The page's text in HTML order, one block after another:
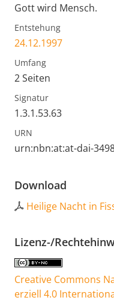
Gott wird Mensch.
Entstehung
24.12.1997
Umfang
2 Seiten
Signatur
1.3.1.53.63
URN
urn:nbn:at:at-dai-
Download
Heilige Nacht in
Lizenz-/
Creative Commons
erziell 4.0